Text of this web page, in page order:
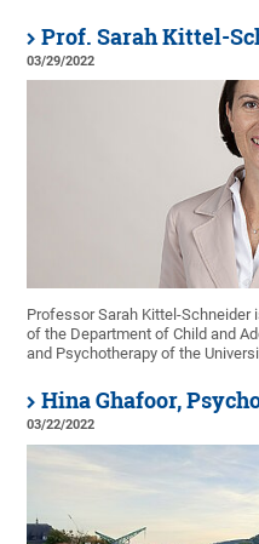
Prof. Sarah Kittel-
03/29/2022
Professor Sarah Kittel-
of the Department of Child and
and Psychotherapy of the
Hina Ghafoor,
03/22/2022